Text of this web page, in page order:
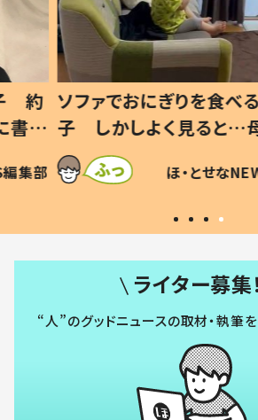
歳息
？」
編集部
小1から不登校、息子は
ッド」だった 父が“ウ
作り続ける理由とは #令
#令和の子
SNSで話題 ほ・とせな
ライター募集！
“人”のグッドニュースの取材・執筆